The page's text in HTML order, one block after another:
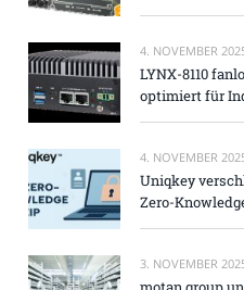
4. NOVEMBER
LYNX-8110
optimiert für
4. NOVEMBER
Uniqkey
Zero-
3. NOVEMBER